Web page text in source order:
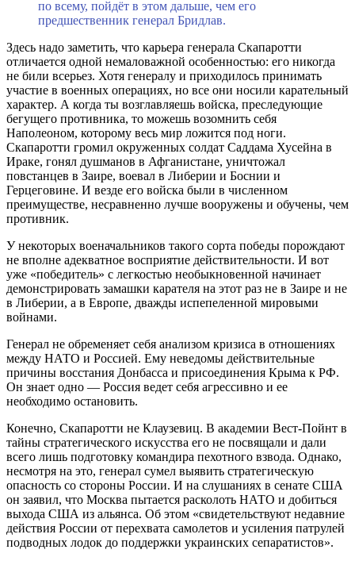
по всему, пойдёт в этом дальше, чем его
предшественник генерал Бридлав.
Здесь надо заметить, что карьера генерала Скапаротти
отличается одной немаловажной особенностью: его никогда
не били всерьез. Хотя генералу и приходилось принимать
участие в военных операциях, но все они носили карательный
характер. А когда ты возглавляешь войска, преследующие
бегущего противника, то можешь возомнить себя
Наполеоном, которому весь мир ложится под ноги.
Скапаротти громил окруженных солдат Саддама Хусейна в
Ираке, гонял душманов в Афганистане, уничтожал
повстанцев в Заире, воевал в Либерии и Боснии и
Герцеговине. И везде его войска были в численном
преимуществе, несравненно лучше вооружены и обучены, чем
противник.
У некоторых военачальников такого сорта победы порождают
не вполне адекватное восприятие действительности. И вот
уже «победитель» с легкостью необыкновенной начинает
демонстрировать замашки карателя на этот раз не в Заире и не
в Либерии, а в Европе, дважды испепеленной мировыми
войнами.
Генерал не обременяет себя анализом кризиса в отношениях
между НАТО и Россией. Ему неведомы действительные
причины восстания Донбасса и присоединения Крыма к РФ.
Он знает одно — Россия ведет себя агрессивно и ее
необходимо остановить.
Конечно, Скапаротти не Клаузевиц. В академии Вест-Пойнт в
тайны стратегического искусства его не посвящали и дали
всего лишь подготовку командира пехотного взвода. Однако,
несмотря на это, генерал сумел выявить стратегическую
опасность со стороны России. И на слушаниях в сенате США
он заявил, что Москва пытается расколоть НАТО и добиться
выхода США из альянса. Об этом «свидетельствуют недавние
действия России от перехвата самолетов и усиления патрулей
подводных лодок до поддержки украинских сепаратистов».